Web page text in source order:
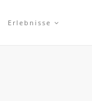
Erlebnisse